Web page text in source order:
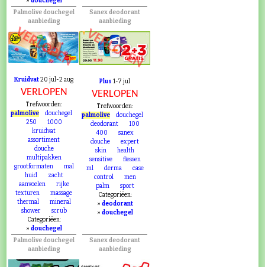
Palmolive douchegel
aanbieding
VERLOPEN
Kruidvat20 jul-2 aug
VERLOPEN
Trefwoorden:
palmolive
douchegel
250
1000
kruidvat
assortiment
douche
multipakken
grootformaten
mal
huid
zacht
aanvoelen
rijke
texturen
massage
thermal
mineral
shower
scrub
Categoriëen:
» douchegel
Sanex deodorant
aanbieding
VERLOPEN
Plus 1-7 jul
VERLOPEN
Trefwoorden:
palmolive
douchegel
deodorant
100
400
sanex
douche
expert
skin
health
sensitive
flessen
ml
derma
case
control
men
palm
sport
Categoriëen:
» deodorant
» douchegel
Palmolive douchegel
aanbieding
Sanex deodorant
aanbieding